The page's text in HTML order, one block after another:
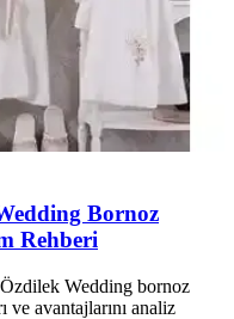
Bornoz
Rehberi
Wedding bornoz
ve avantajlarını analiz